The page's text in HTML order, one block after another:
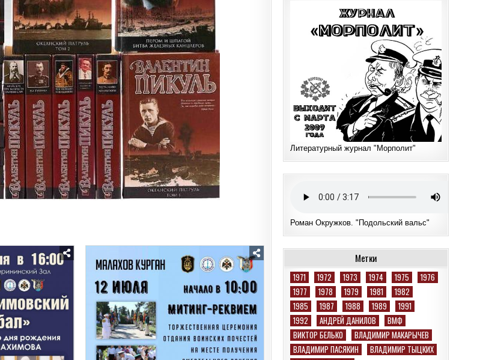
in
Литературный журнал "Морполит"
Роман Окружков. "Подольский вальс"
Метки
1971 1972 1973 1974 1975
1976
1977
1978 1979 1981
1982
1985
1987 1988 1989
1991
1992
АНДРЕЙ ДАНИЛОВ
ВМФ
ВИКТОР БЕЛЬКО
ВЛАДИМИР МАКАРЫЧЕВ
ВЛАДИМИР ПАСЯКИН
ВЛАДИМИР ТЫЦКИХ